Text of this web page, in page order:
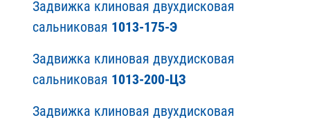
Задвижка клиновая двухдисковая
сальниковая 1013-175-Э
Задвижка клиновая двухдисковая
сальниковая 1013-200-ЦЗ
Задвижка клиновая двухдисковая